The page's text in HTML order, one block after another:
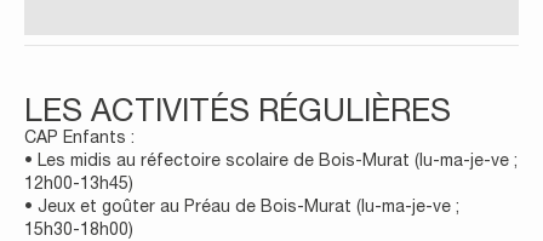
LES ACTIVITÉS RÉGULIÈRES
CAP Enfants :
• Les midis au réfectoire scolaire de Bois-Murat (lu-ma-je-ve ;
12h00-13h45)
• Jeux et goûter au Préau de Bois-Murat (lu-ma-je-ve ;
15h30-18h00)